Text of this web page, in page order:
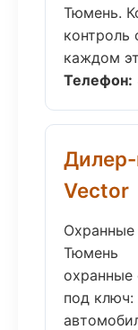
Тюмень.
контроль
каждом
Телефон:
Vector
Охранные
Тюмень
охранные
под ключ: